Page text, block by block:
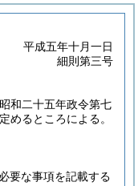
平成五年十月一日
細則第三号
和二十五年政令第七
めるところによる。
要な事項を記載する